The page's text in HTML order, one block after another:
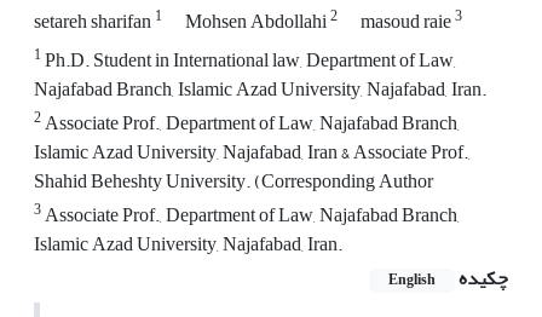
setareh sharifan1 Mohsen Abdollahi2 masoud raie3
1Ph.D. Student in International law, Department of Law,
Najafabad Branch, Islamic Azad University, Najafabad, Iran.
2Associate Prof., Department of Law, Najafabad Branch,
Islamic Azad University, Najafabad, Iran & Associate Prof.,
Shahid Beheshty University. (Corresponding Author
3Associate Prof., Department of Law, Najafabad Branch,
Islamic Azad University, Najafabad, Iran.
چکیده
English